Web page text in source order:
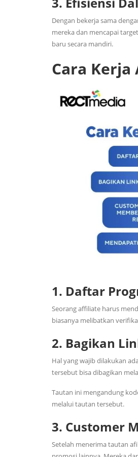
Dengan bekerja sama
mereka dan mencapai
baru secara mandiri.
Cara
1. Daftar
Seorang affiliate harus
biasanya melibatkan
2. Bagikan
Hal yang wajib dilakukan
tersebut bisa dibagikan
Tautan ini mengandung
melalui tautan tersebut.
3. Customer
Setelah menerima tautan